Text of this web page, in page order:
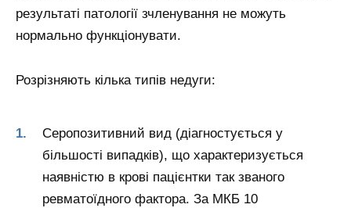
результаті патології зчленування не можуть
нормально функціонувати.
Розрізняють кілька типів недуги:
Серопозитивний вид (діагностується у
більшості випадків), що характеризується
наявністю в крові пацієнтки так званого
ревматоїдного фактора. За МКБ 10